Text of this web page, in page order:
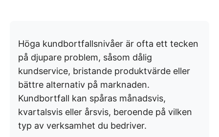
Höga kundbortfallsnivåer är ofta ett tecken
på djupare problem, såsom dålig
kundservice, bristande produktvärde eller
bättre alternativ på marknaden.
Kundbortfall kan spåras månadsvis,
kvartalsvis eller årsvis, beroende på vilken
typ av verksamhet du bedriver.